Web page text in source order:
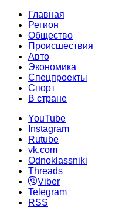
Главная
Регион
Общество
Происшествия
Авто
Экономика
Спецпроекты
Cпорт
В стране
YouTube
Instagram
Rutube
vk.com
Odnoklassniki
Threads
Viber
Telegram
RSS